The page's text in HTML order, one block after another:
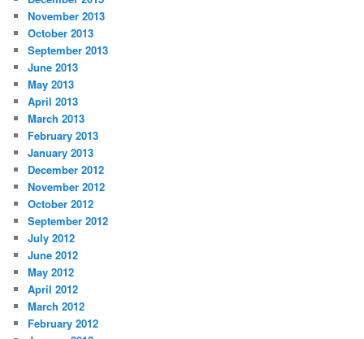
November 2013
October 2013
September 2013
June 2013
May 2013
April 2013
March 2013
February 2013
January 2013
December 2012
November 2012
October 2012
September 2012
July 2012
June 2012
May 2012
April 2012
March 2012
February 2012